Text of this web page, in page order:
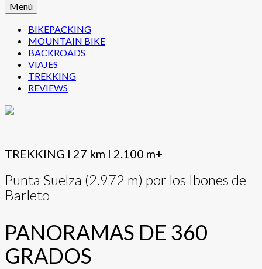
Menú
BIKEPACKING
MOUNTAIN BIKE
BACKROADS
VIAJES
TREKKING
REVIEWS
TREKKING I 27 km I 2.100 m+
Punta Suelza (2.972 m) por los Ibones de
Barleto
PANORAMAS DE 360
GRADOS